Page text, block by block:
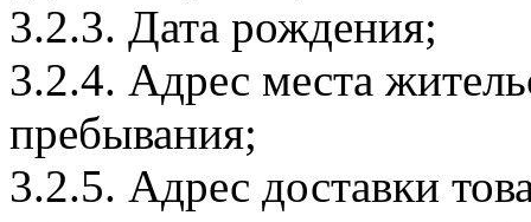
3.2.3. Дата рождения;
3.2.4. Адрес места
пребывания;
3.2.5. Адрес доставки